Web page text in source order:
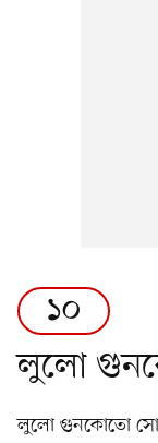
১০
লুলো
লুলো গুনকোতো